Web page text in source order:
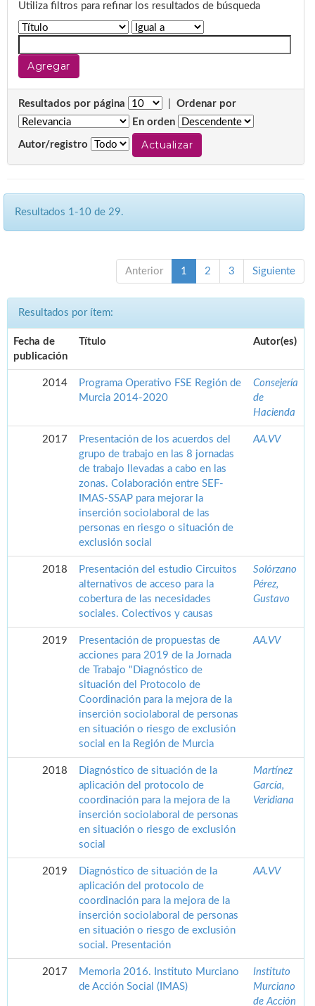
Utiliza filtros para refinar los resultados de búsqueda
Resultados por página
Ordenar por
En orden
Autor/registro
Resultados 1-10 de 29.
Anterior 1 2 3 Siguiente
Resultados por ítem:
Fecha de
publicación
Título Autor(es)
2014
Programa Operativo FSE Región de
Murcia 2014-2020
Consejería
de
Hacienda
2017
Presentación de los acuerdos del
grupo de trabajo en las 8 jornadas
de trabajo llevadas a cabo en las
zonas. Colaboración entre SEF-
IMAS-SSAP para mejorar la
inserción sociolaboral de las
personas en riesgo o situación de
exclusión social
AA.VV
2018
Presentación del estudio Circuitos
alternativos de acceso para la
cobertura de las necesidades
sociales. Colectivos y causas
Solórzano
Pérez,
Gustavo
2019
Presentación de propuestas de
acciones para 2019 de la Jornada
de Trabajo "Diagnóstico de
situación del Protocolo de
Coordinación para la mejora de la
inserción sociolaboral de personas
en situación o riesgo de exclusión
social en la Región de Murcia
AA.VV
2018
Diagnóstico de situación de la
aplicación del protocolo de
coordinación para la mejora de la
inserción sociolaboral de personas
en situación o riesgo de exclusión
social
Martínez
García,
Veridiana
2019
Diagnóstico de situación de la
aplicación del protocolo de
coordinación para la mejora de la
inserción sociolaboral de personas
en situación o riesgo de exclusión
social. Presentación
AA.VV
2017
Memoria 2016. Instituto Murciano
de Acción Social (IMAS)
Instituto
Murciano
de Acción